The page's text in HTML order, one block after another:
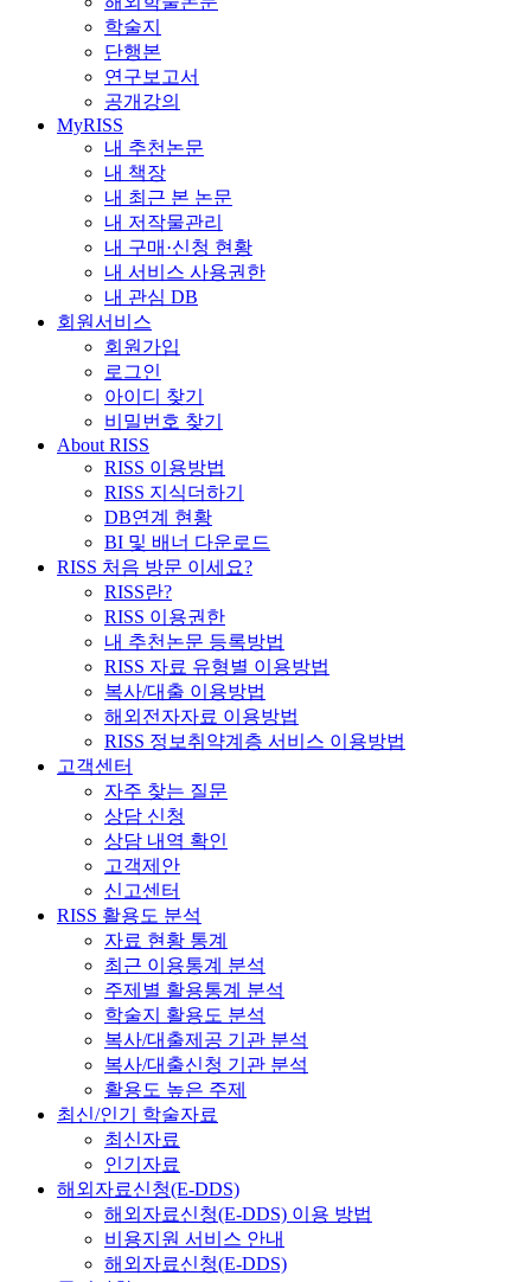
학술지
단행본
연구보고서
공개강의
MyRISS
내 추천논문
내 책장
내 최근 본 논문
내 저작물관리
내 구매·신청 현황
내 서비스 사용권한
내 관심 DB
회원서비스
회원가입
로그인
아이디 찾기
비밀번호 찾기
About RISS
RISS 이용방법
RISS 지식더하기
DB연계 현황
BI 및 배너 다운로드
RISS 처음 방문 이세요?
RISS란?
RISS 이용권한
내 추천논문 등록방법
RISS 자료 유형별 이용방법
복사/대출 이용방법
해외전자자료 이용방법
RISS 정보취약계층 서비스 이용방법
고객센터
자주 찾는 질문
상담 신청
상담 내역 확인
고객제안
신고센터
RISS 활용도 분석
자료 현황 통계
최근 이용통계 분석
주제별 활용통계 분석
학술지 활용도 분석
복사/대출제공 기관 분석
복사/대출신청 기관 분석
활용도 높은 주제
최신/인기 학술자료
최신자료
인기자료
해외자료신청(E-DDS)
해외자료신청(E-DDS) 이용 방법
비용지원 서비스 안내
해외자료신청(E-DDS)